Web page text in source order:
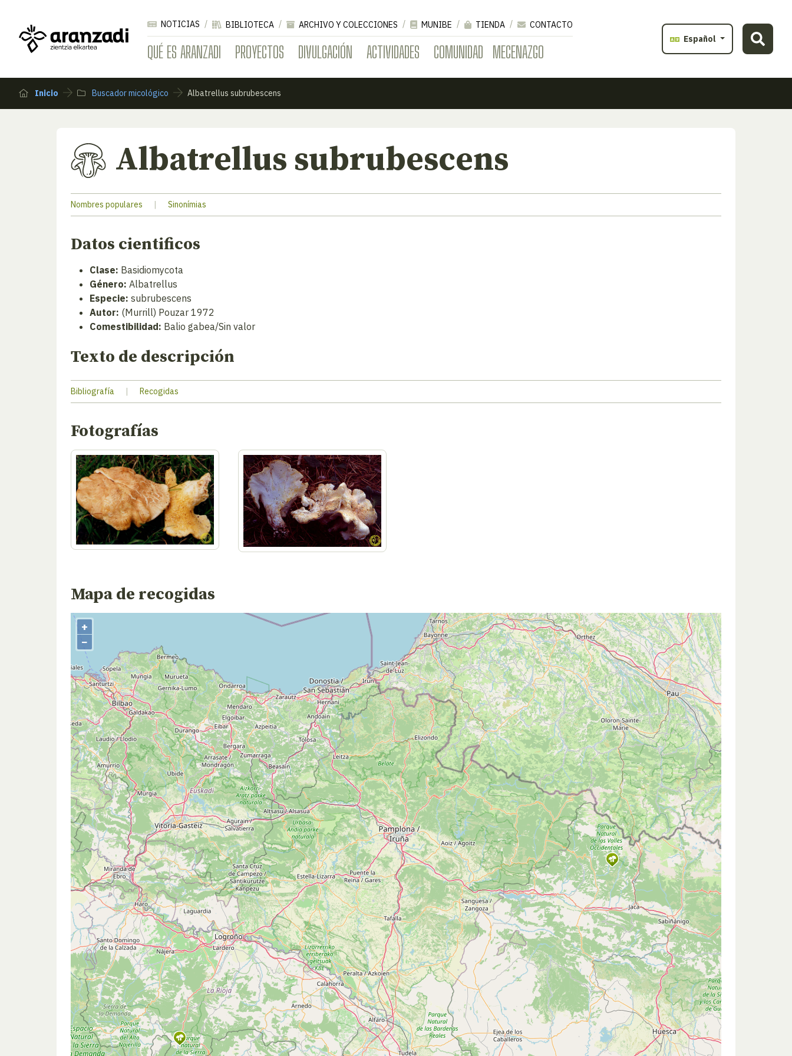
QUÉ ES ARANZADI PROYECTOS DIVULGACIÓN ACTIVIDADES COMUNIDAD MECENAZGO
NOTICIAS BIBLIOTECA ARCHIVO Y COLECCIONES MUNIBE TIENDA
CONTACTO
Español
Inicio Buscador micológico Albatrellus subrubescens
Albatrellus subrubescens
Nombres populares | Sinonímias
Datos cientificos
Clase: Basidiomycota
Género: Albatrellus
Especie: subrubescens
Autor: (Murrill) Pouzar 1972
Comestibilidad: Balio gabea/Sin valor
Texto de descripción
Bibliografía | Recogidas
Fotografías
Mapa de recogidas
+
−